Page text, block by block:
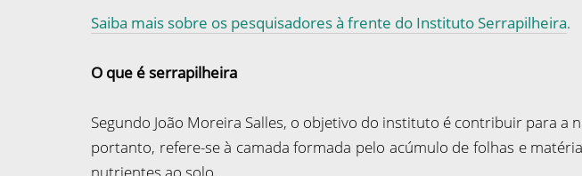
Saiba mais sobre os pesquisadores à frente do Instituto Serrapilheira.
O que é serrapilheira
Segundo João Moreira Salles, o objetivo do instituto é contribuir para
portanto, refere-se à camada formada pelo acúmulo de folhas e